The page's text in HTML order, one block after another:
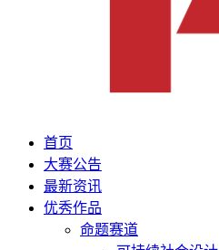
首页
大赛公告
最新资讯
优秀作品
命题赛道